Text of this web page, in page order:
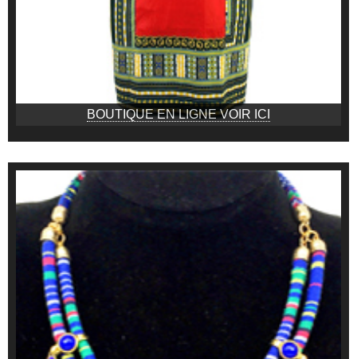
BOUTIQUE EN LIGNE VOIR ICI